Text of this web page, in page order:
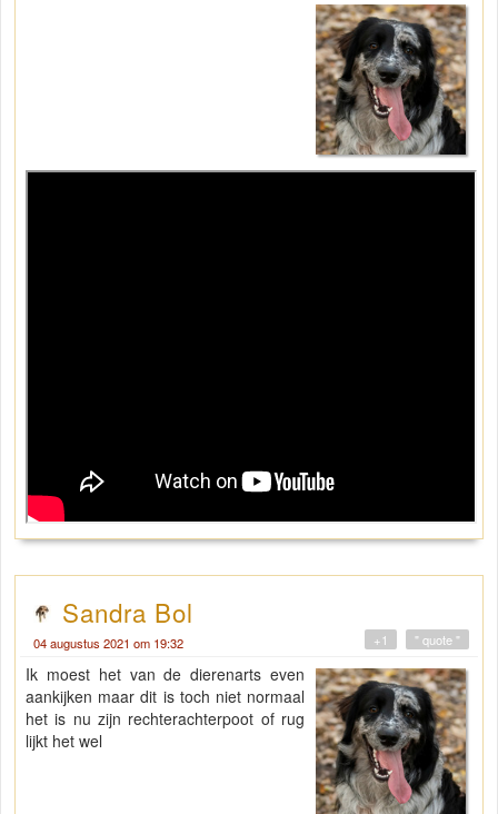
Sandra Bol
04 augustus 2021 om 19:32 " quote "
+1
Ik moest het van de dierenarts even
aankijken maar dit is toch niet normaal
het is nu zijn rechterachterpoot of rug
lijkt het wel